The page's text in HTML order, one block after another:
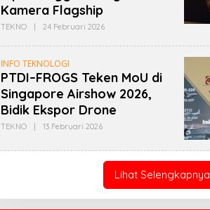
Kamera Flagship
TEKNO | 24 Februari 2026Oleh
INFO TEKNOLOGI
PTDI–FROGS Teken MoU di
Singapore Airshow 2026,
Bidik Ekspor Drone
TEKNO | 13 Februari 2026Oleh
Lihat Selengkapnya